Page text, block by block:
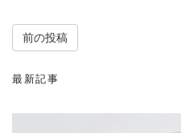
前の投稿
最新記事